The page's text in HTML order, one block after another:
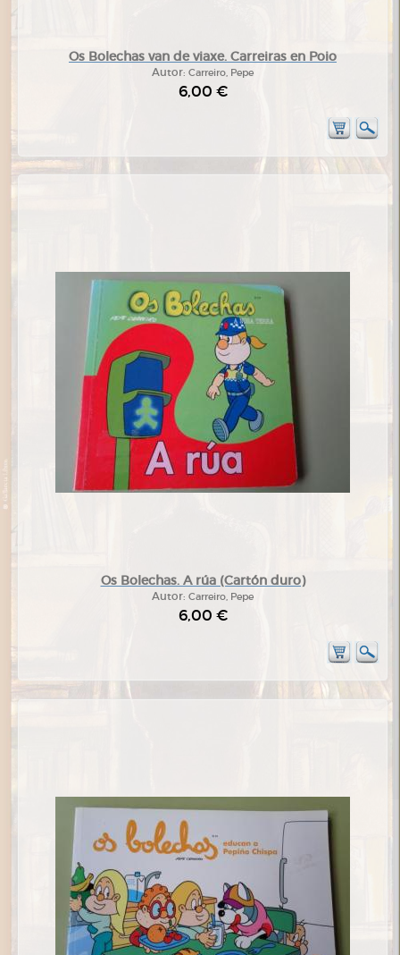
Os Bolechas van de viaxe. Carreiras en Poio
Autor: Carreiro, Pepe
6,00 €
Os Bolechas. A rúa (Cartón duro)
Autor: Carreiro, Pepe
6,00 €